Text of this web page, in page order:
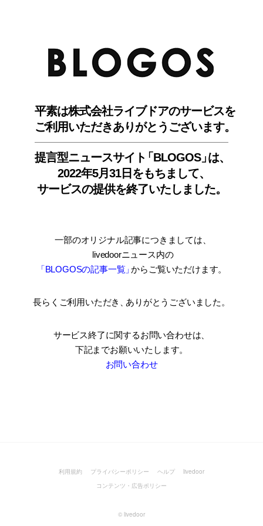
平素は株式会社ライブドアのサービスを
ご利用いただきありがとうございます。
提言型ニュースサイ ト「BLOGOS」は、
2022年5月31日をもちまして、
サービスの提供を終了いたしました。
一部のオリジナル記事につきましては
livedoorニュース内の
「BLOGOSの記事一覧」からご覧いただけます。
長らくご利用いただき ありがとうございました。
サービス終了に関するお問い合わせは、
下記までお願いいたします。
お問い合わせ
利用規約 プライバシーポリシー ヘルプ
livedoor
コンテンツ・広告ポリシー
© livedoor